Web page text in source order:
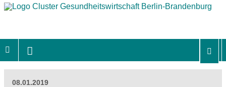
08.01.2019